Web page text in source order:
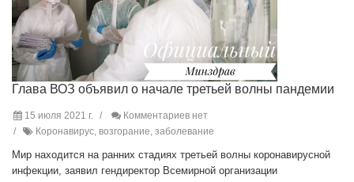
Глава ВОЗ объявил о начале третьей волны пандемии
15 июля 2021 г.
Комментариев нет
Коронавирус, возгорание, заболевание
Мир находится на ранних стадиях третьей волны коронавирусной
инфекции, заявил гендиректор Всемирной организации